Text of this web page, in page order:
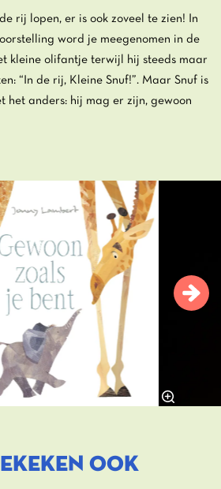
rij lopen, er is ook zoveel te zien! In
word je meegenomen in de
kleine olifantje terwijl hij steeds maar
“In de rij, Kleine Snuf!”. Maar Snuf is
het anders: hij mag er zijn, gewoon
OOK